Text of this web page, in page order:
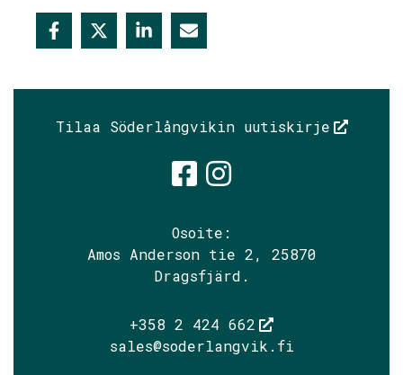
Tilaa Söderlångvikin uutiskirje
Osoite:
Amos Anderson tie 2, 25870
Dragsfjärd.
+358 2 424 662
sales@soderlangvik.fi